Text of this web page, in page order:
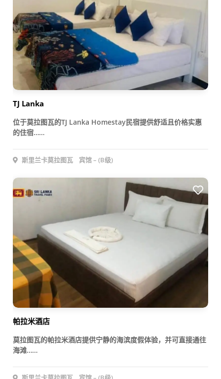
TJ Lanka
位于莫拉图瓦的TJ Lanka Homestay民宿提供舒适且价格实惠
的住宿……
斯里兰卡莫拉图瓦 宾馆 – (B级)
帕拉米酒店
莫拉图瓦的帕拉米酒店提供宁静的海滨度假体验，并可直接通往
海滩……